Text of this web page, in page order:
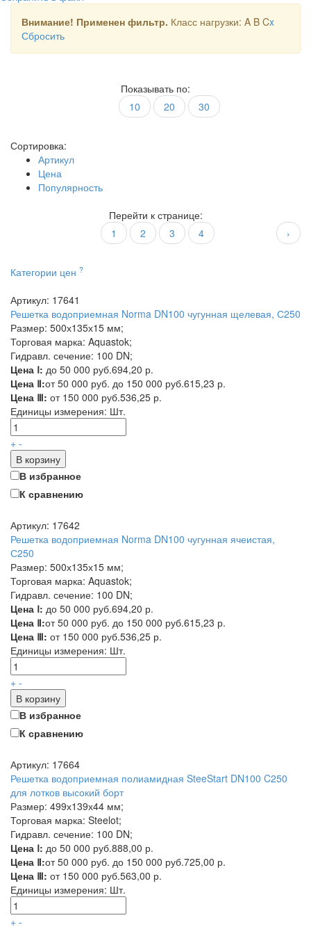
Внимание! Применен фильтр. Класс нагрузки: A B Cx
Сбросить
Показывать по:
10
20 30
Сортировка:
Артикул
Цена
Популярность
Перейти к странице:
1
2 3 ›
4
Категории цен ?
Артикул: 17641
Решетка водоприемная Norma DN100 чугунная щелевая, С250
Размер: 500х135х15 мм;
Торговая марка: Aquastok;
Гидравл. сечение: 100 DN;
Цена Ⅰ: до 50 000 руб.694,20 р.
Цена Ⅱ:от 50 000 руб. до 150 000 руб.615,23 р.
Цена Ⅲ: от 150 000 руб.536,25 р.
Единицы измерения: Шт.
+ -
В корзину
В избранное
К сравнению
Артикул: 17642
Решетка водоприемная Norma DN100 чугунная ячеистая,
С250
Размер: 500х135х15 мм;
Торговая марка: Aquastok;
Гидравл. сечение: 100 DN;
Цена Ⅰ: до 50 000 руб.694,20 р.
Цена Ⅱ:от 50 000 руб. до 150 000 руб.615,23 р.
Цена Ⅲ: от 150 000 руб.536,25 р.
Единицы измерения: Шт.
+ -
В корзину
В избранное
К сравнению
Артикул: 17664
Решетка водоприемная полиамидная SteeStart DN100 C250
для лотков высокий борт
Размер: 499х139х44 мм;
Торговая марка: Steelot;
Гидравл. сечение: 100 DN;
Цена Ⅰ: до 50 000 руб.888,00 р.
Цена Ⅱ:от 50 000 руб. до 150 000 руб.725,00 р.
Цена Ⅲ: от 150 000 руб.563,00 р.
Единицы измерения: Шт.
+ -